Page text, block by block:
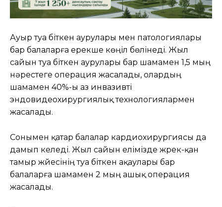
Ауыр туа біткен аурулары мен патологиялары
бар балаларға ерекше көңіл бөлінеді. Жыл
сайын туа біткен аурулары бар шамамен 1,5 мың
нәрестеге операция жасалады, олардың
шамамен 40%-ы аз инвазивті
эндовидеохирургиялық технологиялармен
жасалады.
Сонымен қатар балалар кардиохирургиясы да
дамып келеді. Жыл сайын елімізде жүрек-қан
тамыр жүйесінің туа біткен ақаулары бар
балаларға шамамен 2 мың ашық операция
жасалады.